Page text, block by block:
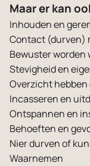
Maar er kan
Inhouden en
Contact (durven)
Bewuster worden
Stevigheid en
Overzicht
Incasseren en
Ontspannen en
Behoeften en
Nier durven of
Waarnemen